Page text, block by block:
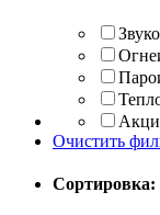
Очистить
Сортировка: